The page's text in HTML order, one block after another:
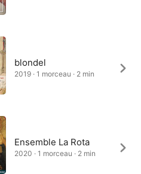
blondel
2019 · 1 morceau · 2 min
Ensemble La Rota
2020 · 1 morceau · 2 min